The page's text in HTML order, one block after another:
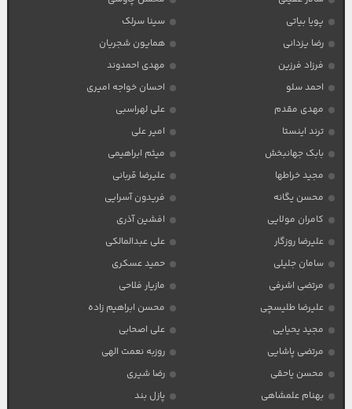
پویا بیاتی
سینا سرلک
رضا یزدانی
همایون شجریان
فرزاد فرزین
مهدی احمدوند
احمد سلو
احسان خواجه امیری
مهدی مقدم
علی لهراسبی
ترند اینستا
امیر علی
بابک جهانبخش
میثم ابراهیمی
مجید خراطها
علیرضا قربانی
محسن یگانه
فریدون آسرایی
کامران مولایی
افشین آذری
علیرضا روزگار
علی عبدالمالکی
سامان جلیلی
حمید عسکری
مرتضی اشرفی
مازیار فلاحی
علیرضا طلیسچی
محسن ابراهیم زاده
مجید یحیایی
علی اصحابی
مرتضی پاشایی
روزبه نعمت الهی
محسن یاحقی
رضا شیری
بهنام علمشاهی
پازل بند